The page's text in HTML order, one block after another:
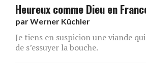
Heureux comme Dieu en
parWerner Küchler
Je tiens en suspicion une viande
de s’essuyer la bouche.